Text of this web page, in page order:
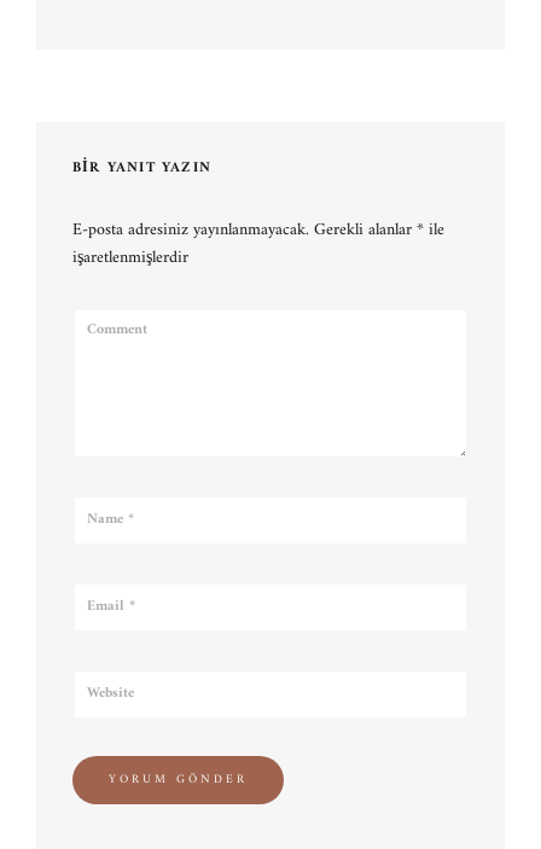
BIR YANIT YAZIN
E-posta adresiniz yayınlanmayacak. Gerekli alanlar*ile
işaretlenmişlerdir